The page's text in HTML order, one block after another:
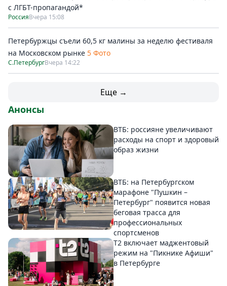
с ЛГБТ-пропагандой*
РоссияВчера 15:08
Петербуржцы съели 60,5 кг малины за неделю фестиваля
на Московском рынке 5 Фото
С.ПетербургВчера 14:22
Еще →
Анонсы
ВТБ: россияне увеличивают
расходы на спорт и здоровый
образ жизни
ВТБ: на Петербургском
марафоне "Пушкин –
Петербург" появится новая
беговая трасса для
профессиональных
спортсменов
Т2 включает маджентовый
режим на "Пикнике Афиши"
в Петербурге